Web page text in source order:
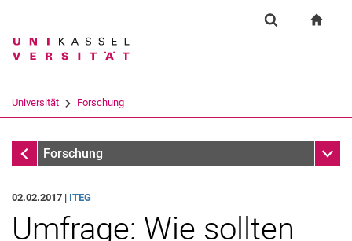
Springe direkt zu: Inhalt
Springe direkt zu: Suche
Springe direkt zu:
Suchbegriff
Suchen (öffnet externen Link in einem
Universität Forschung
Forschung
Forschung
02.02.2017 | ITEG
Umfrage: Wie sollten